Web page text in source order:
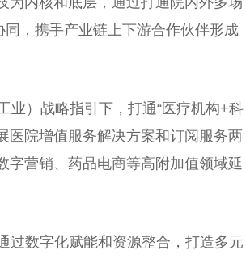
，携手产业链上下游合作伙伴形成
业）战略指引下，打通“医疗机构+科
医院增值服务解决方案和订阅服务两
字营销、药品电商等高附加值领域延
过数字化赋能和资源整合，打造多元